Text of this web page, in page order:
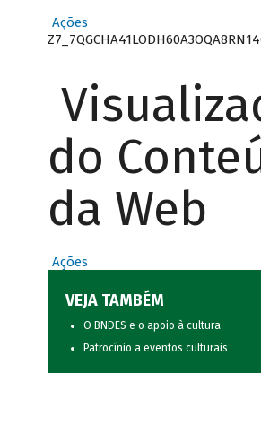
Ações
do
da Web
Ações
VEJA TAMBÉM
O BNDES e o apoio à cultura
Patrocínio a eventos culturais